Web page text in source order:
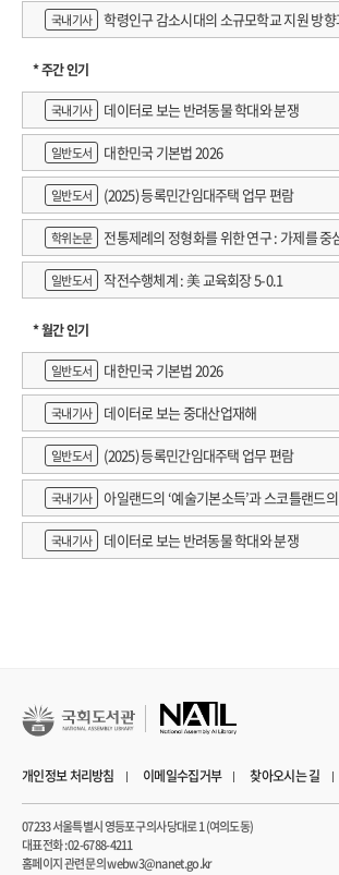
국내기사 학령인구 감소시대의 소규모학교 지원 방
* 주간 인기
국내기사
데이터로 보는 반려동물 학대와 분쟁
일반도서 대한민국 기본법 2026
일반도서 (2025) 등록민간임대주택 업무 편람
학위논문 전통제례의 정형화를 위한 연구 : 가제를 중
일반도서 작전수행체계 : 美 교육회장 5-0.1
* 월간 인기
일반도서
대한민국 기본법 2026
국내기사 데이터로 보는 중대산업재해
일반도서 (2025) 등록민간임대주택 업무 편람
국내기사
아일랜드의 ‘예술기본소득’과 스코틀랜드
책 논의
국내기사 데이터로 보는 반려동물 학대와 분쟁
개인정보 처리방침 이메일수집거부 찾아오시는 길
07233 서울특별시 영등포구 의사당대로 1 (여의도동)
대표전화 : 02-6788-4211
홈페이지 관련 문의 webw3@nanet.go.kr